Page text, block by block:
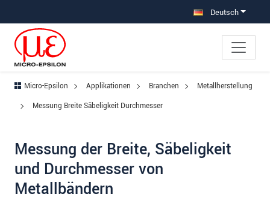
Deutsch
Micro-Epsilon Applikationen Branchen
Metallherstellung
Messung Breite Säbeligkeit Durchmesser
Messung der Breite, Säbeligkeit
und Durchmesser von
Metallbändern